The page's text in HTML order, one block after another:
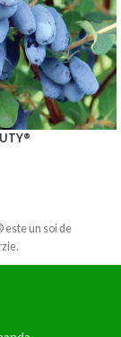
este un soi de